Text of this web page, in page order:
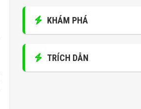
KHÁM PHÁ
TRÍCH DẪN